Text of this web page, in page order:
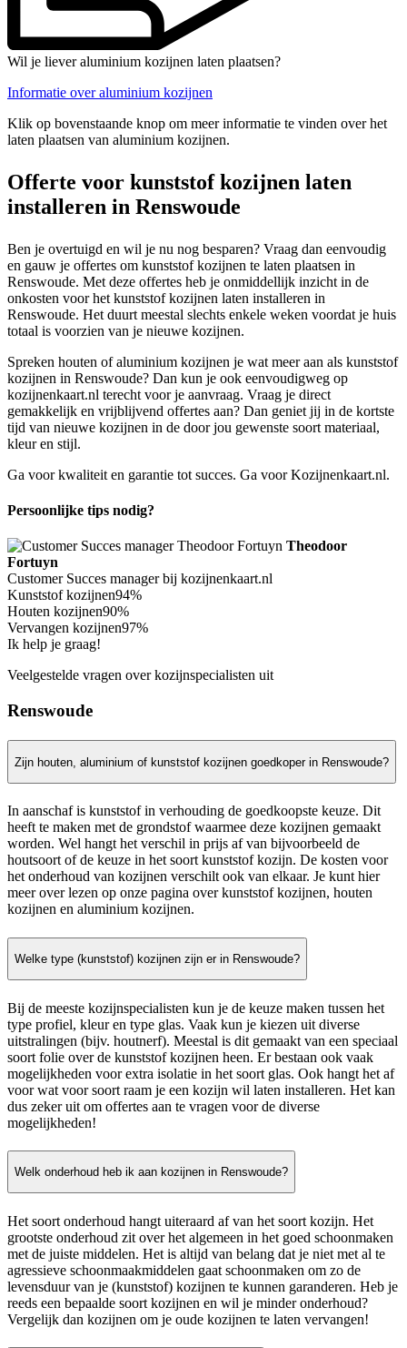
Wil je liever aluminium kozijnen laten plaatsen?
Informatie over aluminium kozijnen
Klik op bovenstaande knop om meer informatie te vinden over het
laten plaatsen van aluminium kozijnen.
Offerte voor kunststof kozijnen laten
installeren in Renswoude
Ben je overtuigd en wil je nu nog besparen? Vraag dan eenvoudig
en gauw je offertes om kunststof kozijnen te laten plaatsen in
Renswoude. Met deze offertes heb je onmiddellijk inzicht in de
onkosten voor het kunststof kozijnen laten installeren in
Renswoude. Het duurt meestal slechts enkele weken voordat je huis
totaal is voorzien van je nieuwe kozijnen.
Spreken houten of aluminium kozijnen je wat meer aan als kunststof
kozijnen in Renswoude? Dan kun je ook eenvoudigweg op
kozijnenkaart.nl terecht voor je aanvraag. Vraag je direct
gemakkelijk en vrijblijvend offertes aan? Dan geniet jij in de kortste
tijd van nieuwe kozijnen in de door jou gewenste soort materiaal,
kleur en stijl.
Ga voor kwaliteit en garantie tot succes. Ga voor Kozijnenkaart.nl.
Persoonlijke tips nodig?
Theodoor
Fortuyn
Customer Succes manager bij kozijnenkaart.nl
Kunststof kozijnen94%
Houten kozijnen90%
Vervangen kozijnen97%
Ik help je graag!
Veelgestelde vragen over kozijnspecialisten uit
Renswoude
Zijn houten, aluminium of kunststof kozijnen goedkoper in Renswoude?
In aanschaf is kunststof in verhouding de goedkoopste keuze. Dit
heeft te maken met de grondstof waarmee deze kozijnen gemaakt
worden. Wel hangt het verschil in prijs af van bijvoorbeeld de
houtsoort of de keuze in het soort kunststof kozijn. De kosten voor
het onderhoud van kozijnen verschilt ook van elkaar. Je kunt hier
meer over lezen op onze pagina over kunststof kozijnen, houten
kozijnen en aluminium kozijnen.
Welke type (kunststof) kozijnen zijn er in Renswoude?
Bij de meeste kozijnspecialisten kun je de keuze maken tussen het
type profiel, kleur en type glas. Vaak kun je kiezen uit diverse
uitstralingen (bijv. houtnerf). Meestal is dit gemaakt van een speciaal
soort folie over de kunststof kozijnen heen. Er bestaan ook vaak
mogelijkheden voor extra isolatie in het soort glas. Ook hangt het af
voor wat voor soort raam je een kozijn wil laten installeren. Het kan
dus zeker uit om offertes aan te vragen voor de diverse
mogelijkheden!
Welk onderhoud heb ik aan kozijnen in Renswoude?
Het soort onderhoud hangt uiteraard af van het soort kozijn. Het
grootste onderhoud zit over het algemeen in het goed schoonmaken
met de juiste middelen. Het is altijd van belang dat je niet met al te
agressieve schoonmaakmiddelen gaat schoonmaken om zo de
levensduur van je (kunststof) kozijnen te kunnen garanderen. Heb je
reeds een bepaalde soort kozijnen en wil je minder onderhoud?
Vergelijk dan kozijnen om je oude kozijnen te laten vervangen!